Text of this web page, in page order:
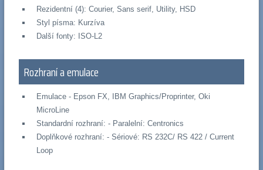
Rezidentní (4): Courier, Sans serif, Utility, HSD
Styl písma: Kurzíva
Další fonty: ISO-L2
Rozhraní a emulace
Emulace - Epson FX, IBM Graphics/Proprinter, Oki
MicroLine
Standardní rozhraní: - Paralelní: Centronics
Doplňkové rozhraní: - Sériové: RS 232C/ RS 422 / Current
Loop